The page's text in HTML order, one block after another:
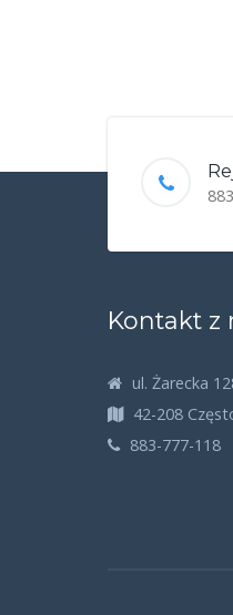
Kontakt z
ul. Żarecka
42-208
883-777-118